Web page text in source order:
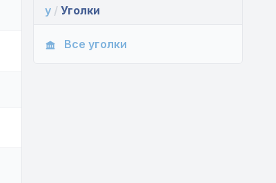
y / Уголки
Все уголки